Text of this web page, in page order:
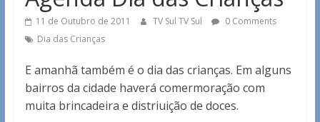
Guaxupé
região.
11 de Outubro de 2011 TV Sul TV Sul
0 Comments
Dia das Crianças
E amanhã também é o dia das crianças. Em alguns
bairros da cidade haverá comermoração com
muita brincadeira e distriuição de doces.